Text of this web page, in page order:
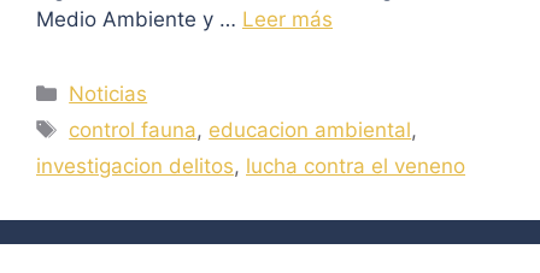
Medio Ambiente y … Leer más
Categorías
Noticias
Etiquetas
control fauna, educacion ambiental,
investigacion delitos, lucha contra el veneno